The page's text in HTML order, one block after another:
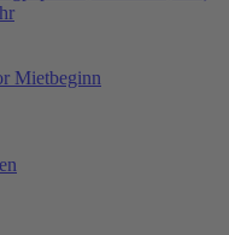
Mietbeginn